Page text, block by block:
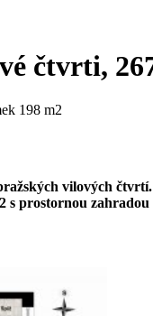
čtvrti,
vilových
s prostornou zahradou